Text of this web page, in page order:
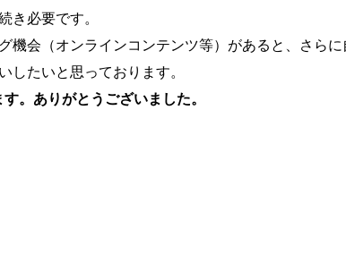
き必要です。
機会（オンラインコンテンツ等）があると、さら
したいと思っております。
。ありがとうございました。